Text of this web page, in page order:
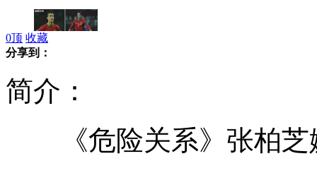
疯狂球迷？主持人录制节目受阻
0顶 收藏
分享到：
简介：
《危险关系》张柏芝